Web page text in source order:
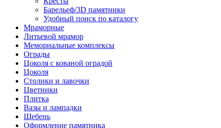
Барельеф/3D памятники
Удобный поиск по каталогу
Мраморные
Литьевой мрамор
Мемориальные комплексы
Ограды
Цоколя с кованой оградой
Цоколя
Столики и лавочки
Цветники
Плитка
Вазы и лампадки
Щебень
Оформление памятника